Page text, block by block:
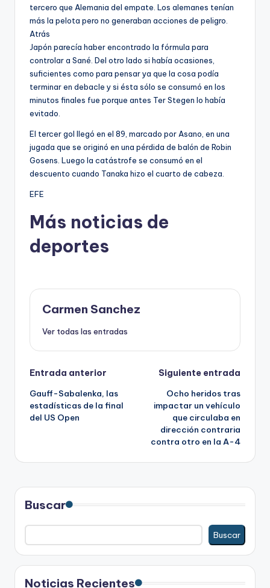
tercero que Alemania del empate. Los alemanes tenían
más la pelota pero no generaban acciones de peligro.
Atrás
Japón parecía haber encontrado la fórmula para
controlar a Sané. Del otro lado si había ocasiones,
suficientes como para pensar ya que la cosa podía
terminar en debacle y si ésta sólo se consumó en los
minutos finales fue porque antes Ter Stegen lo había
evitado.
El tercer gol llegó en el 89, marcado por Asano, en una
jugada que se originó en una pérdida de balón de Robin
Gosens. Luego la catástrofe se consumó en el
descuento cuando Tanaka hizo el cuarto de cabeza.
EFE
Más noticias de
deportes
Carmen Sanchez
Ver todas las entradas
Navegación
de
entradas
Entrada anterior
Gauff-Sabalenka, las
estadísticas de la final
del US Open
Siguiente entrada
Ocho heridos tras
impactar un vehículo
que circulaba en
dirección contraria
contra otro en la A-4
Buscar
Buscar
Noticias Recientes